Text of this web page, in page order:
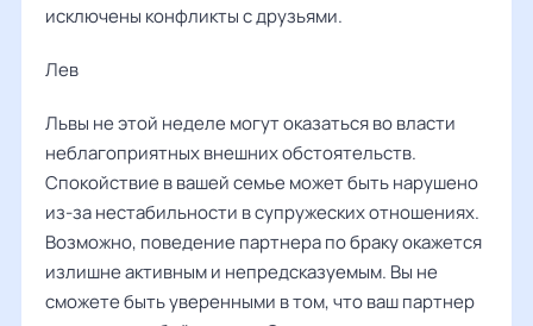
исключены конфликты с друзьями.
Лев ‌‌
Львы не этой неделе могут оказаться во власти
неблагоприятных внешних обстоятельств.
Спокойствие в вашей семье может быть нарушено
из-за нестабильности в супружеских отношениях.
Возможно, поведение партнера по браку окажется
излишне активным и непредсказуемым. Вы не
сможете быть уверенными в том, что ваш партнер